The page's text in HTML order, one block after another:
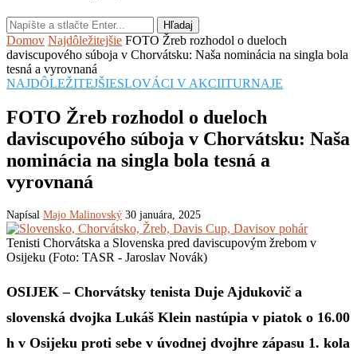
Hľadaj
Domov Najdôležitejšie FOTO Žreb rozhodol o dueloch
daviscupového súboja v Chorvátsku: Naša nominácia na singla bola
tesná a vyrovnaná
NAJDÔLEŽITEJŠIESLOVÁCI V AKCIITURNAJE
FOTO Žreb rozhodol o dueloch
daviscupového súboja v Chorvátsku: Naša
nominácia na singla bola tesná a
vyrovnaná
Napísal Majo Malinovský 30 januára, 2025
Tenisti Chorvátska a Slovenska pred daviscupovým žrebom v
Osijeku (Foto: TASR - Jaroslav Novák)
OSIJEK – Chorvátsky tenista Duje Ajdukovič a
slovenská dvojka Lukáš Klein nastúpia v piatok o 16.00
h v Osijeku proti sebe v úvodnej dvojhre zápasu 1. kola